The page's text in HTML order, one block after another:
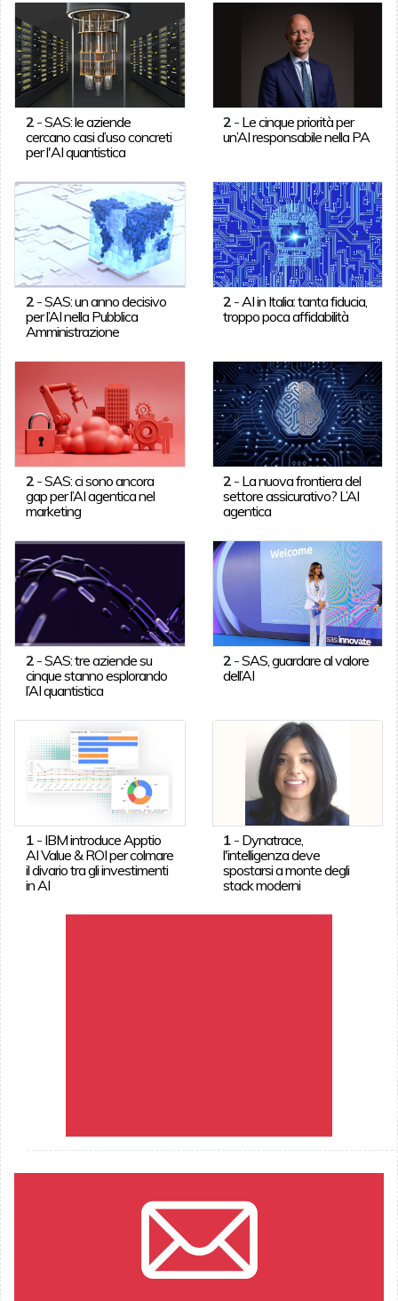
2-SAS: le aziende
cercano casi d’uso concreti
per l'AI quantistica
2 - Le cinque priorità per
un’AI responsabile nella PA
2-SAS: un anno decisivo
per l’AI nella Pubblica
Amministrazione
2 - AI in Italia: tanta fiducia,
troppo poca affidabilità
2-SAS: ci sono ancora
gap per l’AI agentica nel
marketing
2 - La nuova frontiera del
settore assicurativo? L’AI
agentica
2-SAS: tre aziende su
cinque stanno esplorando
l’AI quantistica
2 -SAS, guardare al valore
dell’AI
1- IBM introduce Apptio
AI Value & ROI per colmare
il divario tra gli investimenti
in AI
1 - Dynatrace,
l'intelligenza deve
spostarsi a monte degli
stack moderni